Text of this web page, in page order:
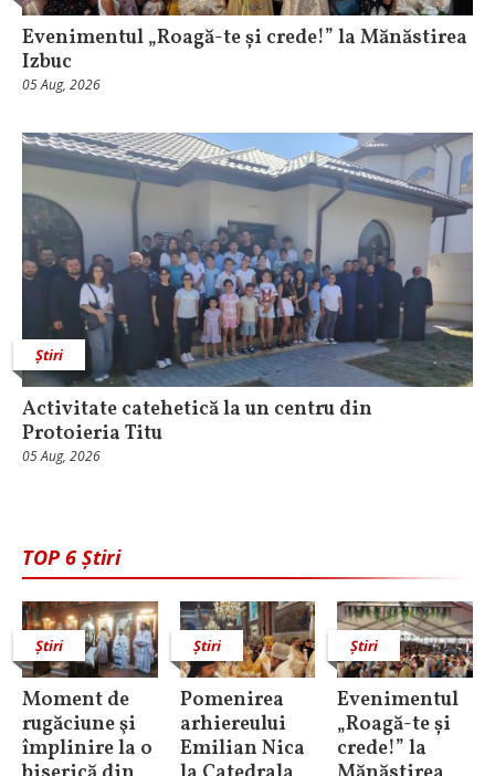
Evenimentul „Roagă-te și crede!” la Mănăstirea
Izbuc
05 Aug, 2026
Știri
Activitate catehetică la un centru din
Protoieria Titu
05 Aug, 2026
TOP 6 Știri
Știri
Moment de
rugăciune şi
împlinire la o
Știri
Pomenirea
arhiereului
Emilian Nica
Știri
Evenimentul
„Roagă-te și
crede!” la